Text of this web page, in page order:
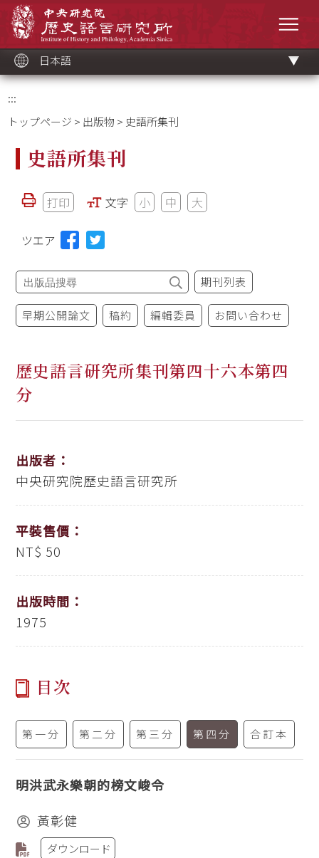
ッ
ク
日本語
:::
トップページ > 出版物 > 史語所集刊
史語所集刊
打印 文字 小 中 大
ツエア
期刊列表
早期公開論文 稿約 編輯委員 お問い合わせ
歷史語言研究所集刊第四十六本第四
分
出版者：
中央研究院歷史語言研究所
平裝售價：
NT$ 50
出版時間：
1975
目次
第一分 第二分 第三分 第四分 合訂本
明洪武永樂朝的榜文峻令
黃彰健
ダウンロード